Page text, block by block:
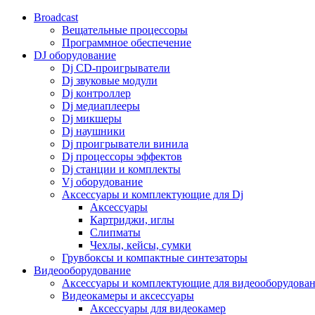
Broadcast
Вещательные процессоры
Программное обеспечение
DJ оборудование
Dj CD-проигрыватели
Dj звуковые модули
Dj контроллер
Dj медиаплееры
Dj микшеры
Dj наушники
Dj проигрыватели винила
Dj процессоры эффектов
Dj станции и комплекты
Vj оборудование
Аксессуары и комплектующие для Dj
Аксессуары
Картриджи, иглы
Слипматы
Чехлы, кейсы, сумки
Грувбоксы и компактные синтезаторы
Видеооборудование
Аксессуары и комплектующие для
Видеокамеры и аксессуары
Аксессуары для видеокамер